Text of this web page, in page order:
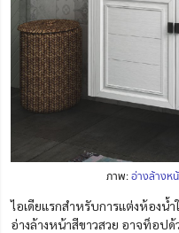
ภาพ:อ่างล้างห
ไอเดียแรกสำหรับการแต่งห้องน้ำ
อ่างล้างหน้าสีขาวสวย อาจท็อป